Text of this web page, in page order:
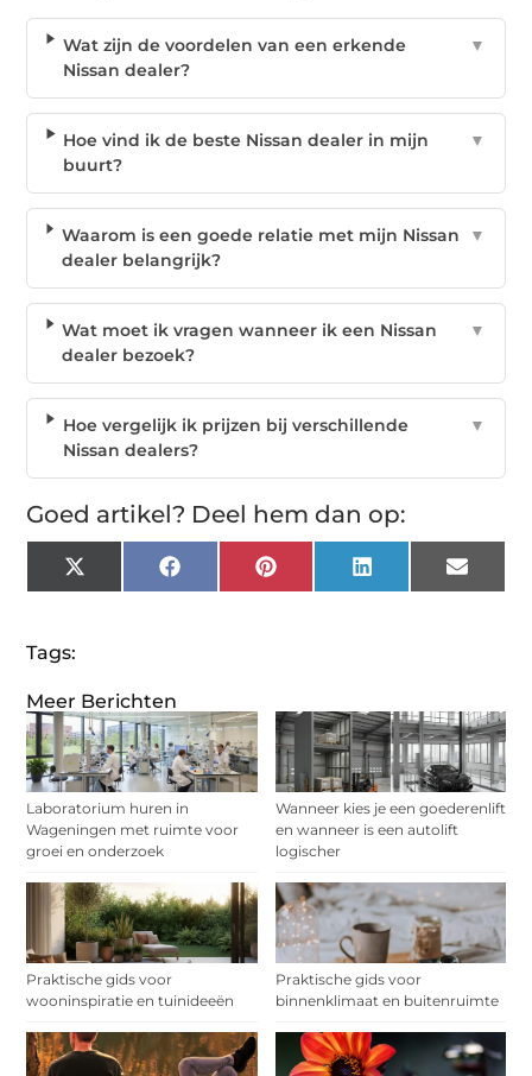
Meer Berichten
Laboratorium huren in
Wageningen met ruimte voor
groei en onderzoek
Wanneer kies je een goederenlift
en wanneer is een autolift
logischer
Praktische gids voor
wooninspiratie en tuinideeën
Praktische gids voor
binnenklimaat en buitenruimte
Wat zijn de voordelen van een erkende
Nissan dealer?
▼
Hoe vind ik de beste Nissan dealer in mijn
buurt?
▼
Waarom is een goede relatie met mijn Nissan
dealer belangrijk?
▼
Wat moet ik vragen wanneer ik een Nissan
dealer bezoek?
▼
Hoe vergelijk ik prijzen bij verschillende
Nissan dealers?
▼
Goed artikel? Deel hem dan op:
X
(Twitter)
Facebook Pinterest LinkedIn Email
Tags: